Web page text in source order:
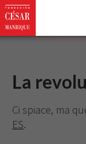
La
Ci spiace, ma
ES.